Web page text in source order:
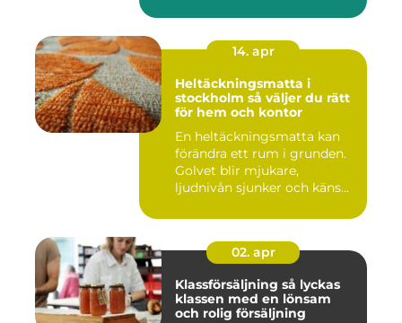
14. apr
Heltäckningsmatta i
stockholm så väljer du rätt
för hem och kontor
En heltäckningsmatta kan
förändra ett rum i grunden.
Golvet blir mjukare,
ljudnivån sjunker och käns...
02. apr
Klassförsäljning så lyckas
klassen med en lönsam
och rolig försäljning